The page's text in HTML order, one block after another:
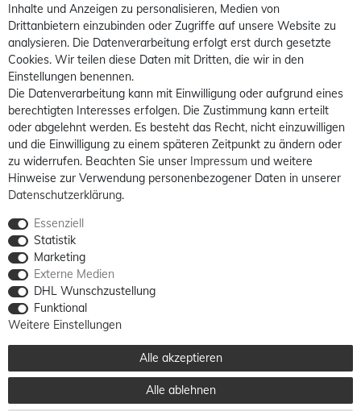
Inhalte und Anzeigen zu personalisieren, Medien von
Drittanbietern einzubinden oder Zugriffe auf unsere Website zu
analysieren. Die Datenverarbeitung erfolgt erst durch gesetzte
Cookies. Wir teilen diese Daten mit Dritten, die wir in den
Einstellungen benennen.
Die Datenverarbeitung kann mit Einwilligung oder aufgrund eines
berechtigten Interesses erfolgen. Die Zustimmung kann erteilt
oder abgelehnt werden. Es besteht das Recht, nicht einzuwilligen
und die Einwilligung zu einem späteren Zeitpunkt zu ändern oder
zu widerrufen. Beachten Sie unser Impressum und weitere
Hinweise zur Verwendung personenbezogener Daten in unserer
Daten­schutz­erklärung.
Essenziell
Statistik
Marketing
Externe Medien
DHL Wunschzustellung
Funktional
Weitere Einstellungen
Alle akzeptieren
Alle ablehnen